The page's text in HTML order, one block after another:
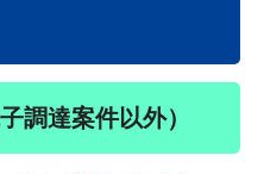
調達案件以外）